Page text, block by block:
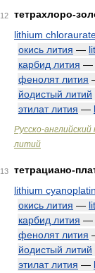
12
тетрахлоро-
lithium
окись лития —
карбид лития —
фенолят лития
йодистый литий
этилат лития —
Русско-
литий
13
тетрациано-
lithium
окись лития —
карбид лития —
фенолят лития
йодистый литий
этилат лития —